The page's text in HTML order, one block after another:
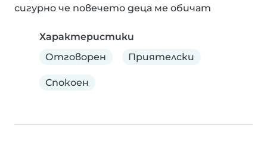
сигурно че повечето деца ме обичат
Характеристики
Отговорен
Приятелски
Спокоен